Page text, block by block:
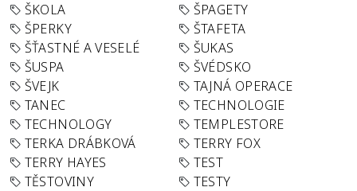
ŠKOLA
ŠPAGETY
ŠPERKY
ŠTAFETA
ŠŤASTNÉ A VESELÉ
ŠUKAS
ŠUSPA
ŠVÉDSKO
ŠVEJK
TAJNÁ OPERACE
TANEC
TECHNOLOGIE
TECHNOLOGY
TEMPLESTORE
TERKA DRÁBKOVÁ
TERRY FOX
TERRY HAYES
TEST
TĚSTOVINY
TESTY